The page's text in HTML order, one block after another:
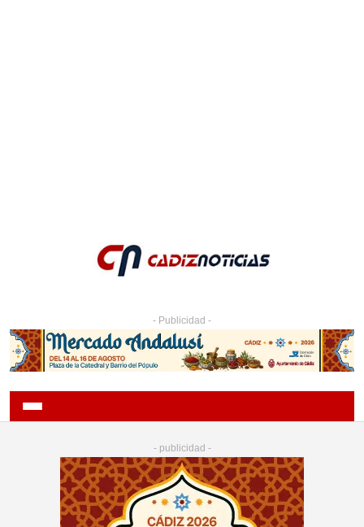
- Publicidad -
- publicidad -